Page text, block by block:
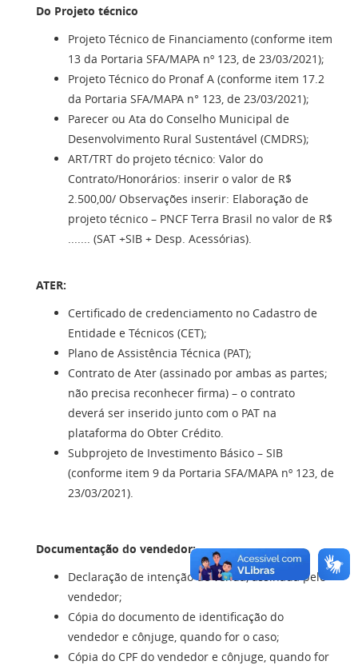
Do Projeto técnico
Projeto Técnico de Financiamento (conforme item
13 da Portaria SFA/MAPA nº 123, de 23/03/2021);
Projeto Técnico do Pronaf A (conforme item 17.2
da Portaria SFA/MAPA n° 123, de 23/03/2021);
Parecer ou Ata do Conselho Municipal de
Desenvolvimento Rural Sustentável (CMDRS);
ART/TRT do projeto técnico: Valor do
Contrato/Honorários: inserir o valor de R$
2.500,00/ Observações inserir: Elaboração de
projeto técnico – PNCF Terra Brasil no valor de R$
....... (SAT +SIB + Desp. Acessórias).
ATER:
Certificado de credenciamento no Cadastro de
Entidade e Técnicos (CET);
Plano de Assistência Técnica (PAT);
Contrato de Ater (assinado por ambas as partes;
não precisa reconhecer firma) – o contrato
deverá ser inserido junto com o PAT na
plataforma do Obter Crédito.
Subprojeto de Investimento Básico – SIB
(conforme item 9 da Portaria SFA/MAPA nº 123, de
23/03/2021).
Documentação do vendedor:
Declaração de intenção de venda, assinada pelo
vendedor;
Cópia do documento de identificação do
vendedor e cônjuge, quando for o caso;
Cópia do CPF do vendedor e cônjuge, quando for